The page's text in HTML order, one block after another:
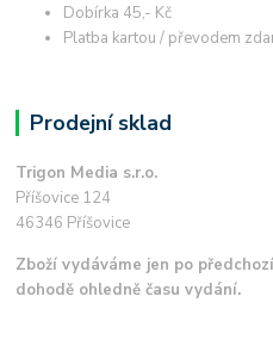
Dobírka 45,- Kč
Platba kartou / převodem
Prodejní sklad
Trigon Media s.r.o.
Příšovice 124
46346 Příšovice
Zboží vydáváme jen po
dohodě ohledně času vydání.